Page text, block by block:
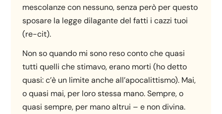
mescolanze con nessuno, senza però per questo
sposare la legge dilagante del fatti i cazzi tuoi
(re-cit).
Non so quando mi sono reso conto che quasi
tutti quelli che stimavo, erano morti (ho detto
quasi: c’è un limite anche all’apocalittismo). Mai,
o quasi mai, per loro stessa mano. Sempre, o
quasi sempre, per mano altrui – e non divina.